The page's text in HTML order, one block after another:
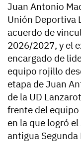
Juan Antonio
Unión Deportiva
acuerdo de
2026/2027, y el
encargado de
equipo rojillo
etapa de Juan
de la UD
frente del
en la que logró
antigua Segunda